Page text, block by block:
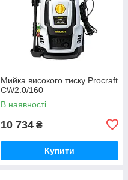
Мийка високого тиску Procraft
CW2.0/160
В наявності
10 734 ₴
Купити